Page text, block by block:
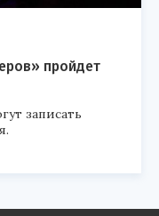
пройдет
записать